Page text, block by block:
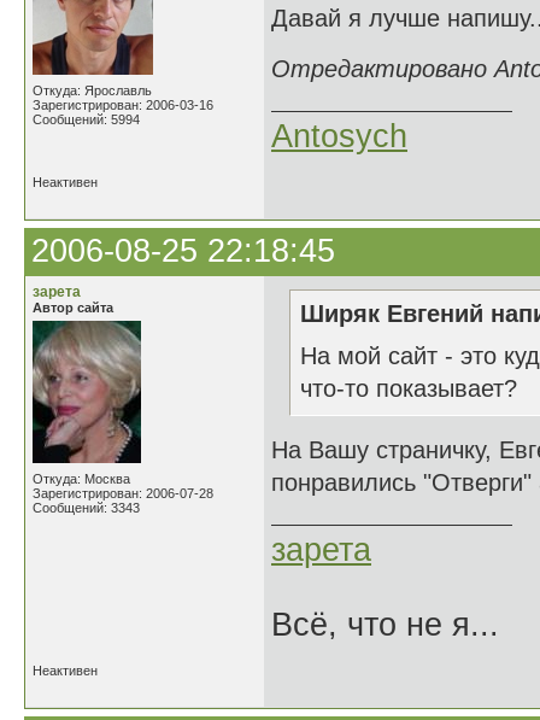
Откуда: Ярославль
Зарегистрирован: 2006-03-16
Сообщений: 5994
Давай я лучше
Отредактировано
Antosych
Неактивен
2006-08-25 22:18:45
зарета
Автор сайта
Откуда: Москва
Зарегистрирован: 2006-07-28
Сообщений: 3343
Ширяк Евгений
На мой сайт - это
что-то показывает?
На Вашу страничку,
понравились
зарета
Всё, что не я...
Неактивен